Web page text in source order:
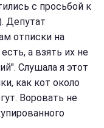
с просьбой к
Депутат
отписки на
а взять их не
Слушала я этот
как кот около
Воровать не